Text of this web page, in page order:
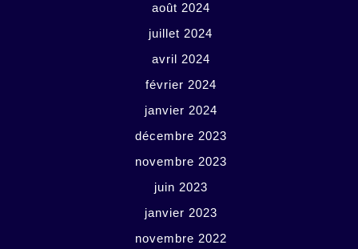
août 2024
juillet 2024
avril 2024
février 2024
janvier 2024
décembre 2023
novembre 2023
juin 2023
janvier 2023
novembre 2022